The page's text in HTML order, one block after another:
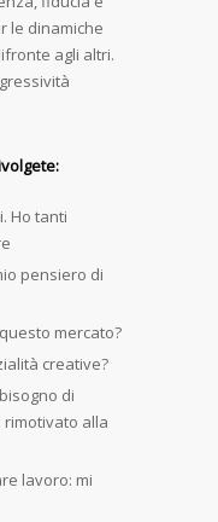
le dinamiche
agli altri.
Ho tanti
pensiero di
mercato?
creative?
di
alla
lavoro: mi